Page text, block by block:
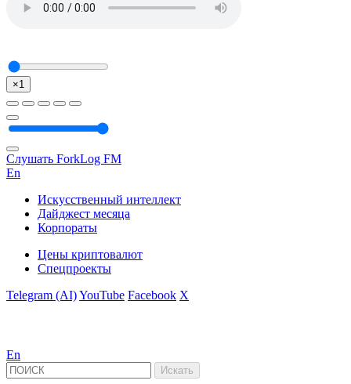
×1
Слушать ForkLog FM
En
Искусственный интеллект
Дайджест месяца
Корпораты
Цены криптовалют
Спецпроекты
Telegram (AI)YouTube Facebook X
En